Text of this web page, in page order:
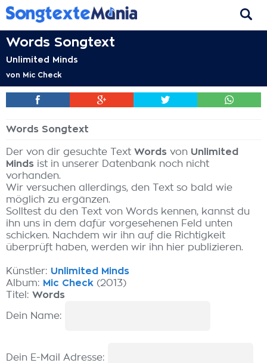
Words Songtext
Unlimited Minds
von Mic Check
Words Songtext
Der von dir gesuchte Text Words von Unlimited
Minds ist in unserer Datenbank noch nicht
vorhanden.
Wir versuchen allerdings, den Text so bald wie
möglich zu ergänzen.
Solltest du den Text von Words kennen, kannst du
ihn uns in dem dafür vorgesehenen Feld unten
schicken. Nachdem wir ihn auf die Richtigkeit
überprüft haben, werden wir ihn hier publizieren.
Künstler: Unlimited Minds
Album: Mic Check (2013)
Titel: Words
Dein Name:
Dein E-Mail Adresse: